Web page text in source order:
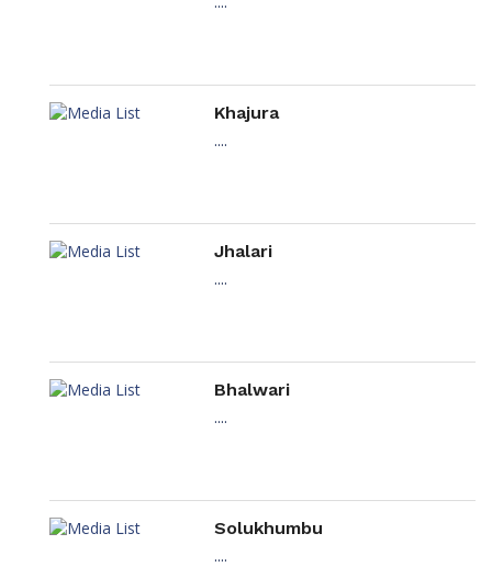
Khajura
....
Jhalari
....
Bhalwari
....
Solukhumbu
....